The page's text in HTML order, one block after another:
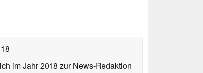
im Jahr 2018 zur News-Redaktion